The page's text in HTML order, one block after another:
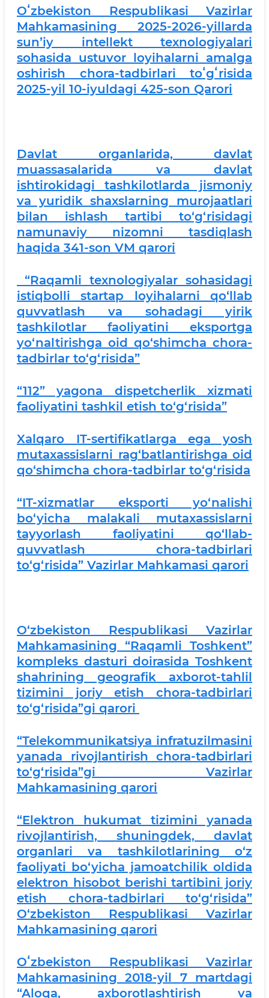
Oʻzbekiston Respublikasi Vazirlar
Mahkamasining 2025-2026-yillarda
sunʼiy intellekt texnologiyalari
sohasida ustuvor loyihalarni amalga
oshirish chora-tadbirlari toʻgʻrisida
2025-yil 10-iyuldagi 425-son Qarori
Davlat organlarida, davlat
muassasalarida va davlat
ishtirokidagi tashkilotlarda jismoniy
va yuridik shaxslarning murojaatlari
bilan ishlash tartibi to‘g‘risidagi
namunaviy nizomni tasdiqlash
haqida 341-son VM qarori
“Raqamli texnologiyalar sohasidagi
istiqbolli startap loyihalarni qo‘llab
quvvatlash va sohadagi yirik
tashkilotlar faoliyatini eksportga
yo‘naltirishga oid qo‘shimcha chora-
tadbirlar to‘g‘risida”
“112” yagona dispetcherlik xizmati
faoliyatini tashkil etish to‘g‘risida”
Xalqaro IT-sertifikatlarga ega yosh
mutaxassislarni rag‘batlantirishga oid
qo‘shimcha chora-tadbirlar to‘g‘risida
“IT-xizmatlar eksporti yo‘nalishi
bo‘yicha malakali mutaxassislarni
tayyorlash faoliyatini qo‘llab-
quvvatlash chora-tadbirlari
to‘g‘risida” Vazirlar Mahkamasi qarori
O‘zbekiston Respublikasi Vazirlar
Mahkamasining “Raqamli Toshkent”
kompleks dasturi doirasida Toshkent
shahrining geografik axborot-tahlil
tizimini joriy etish chora-tadbirlari
to‘g‘risida”gi qarori
“Telekommunikatsiya infratuzilmasini
yanada rivojlantirish chora-tadbirlari
to‘g‘risida”gi Vazirlar
Mahkamasining qarori
“Elektron hukumat tizimini yanada
rivojlantirish, shuningdek, davlat
organlari va tashkilotlarining o‘z
faoliyati bo‘yicha jamoatchilik oldida
elektron hisobot berishi tartibini joriy
etish chora-tadbirlari to‘g‘risida”
O‘zbekiston Respublikasi Vazirlar
Mahkamasining qarori
Oʻzbekiston Respublikasi Vazirlar
Mahkamasining 2018-yil 7 martdagi
“Aloqa, axborotlashtirish va